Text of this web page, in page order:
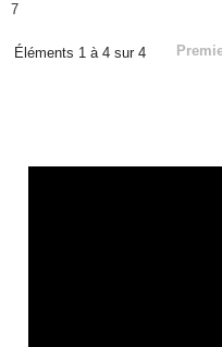
7
Éléments 1 à 4 sur 4